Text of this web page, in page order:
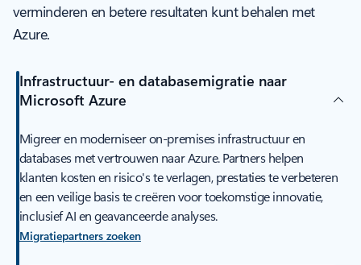
verminderen en betere resultaten kunt behalen met
Azure.
Infrastructuur- en databasemigratie naar
Microsoft Azure
Migreer en moderniseer on-premises infrastructuur en
databases met vertrouwen naar Azure. Partners helpen
klanten kosten en risico's te verlagen, prestaties te verbeteren
en een veilige basis te creëren voor toekomstige innovatie,
inclusief AI en geavanceerde analyses.
Migratiepartners zoeken